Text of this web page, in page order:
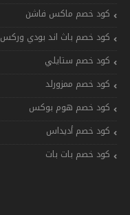
كود خصم ماكس فاشن
كود خصم باث اند بودي وركس
كود خصم ستايلي
كود خصم ممزورلد
كود خصم هوم بوكس
كود خصم أديداس
كود خصم بات بات